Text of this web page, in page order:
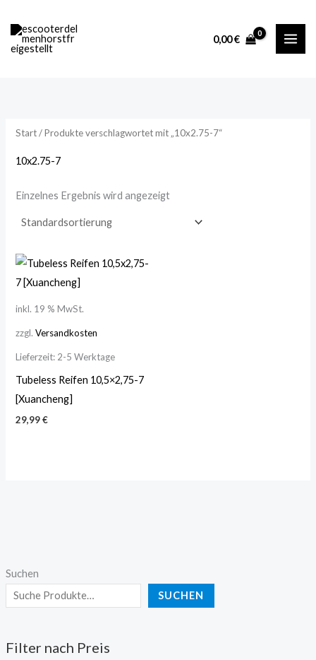
Inhalt
springen
0,00€
Suchen
SUCHEN
Filter nach Preis
i
n
e
i
e
Start/ Produkte verschlagwortet mit „10x2.75-7“
10x2.75-7
Einzelnes Ergebnis wird angezeigt
inkl. 19 % MwSt.
zzgl.Versandkosten
Lieferzeit: 2-5 Werktage
Tubeless Reifen 10,5×2,75-7
[Xuancheng]
29,99€